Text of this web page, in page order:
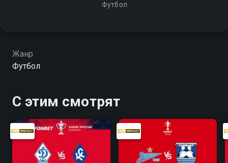
Футбол
Жанр
Футбол
С этим смотрят